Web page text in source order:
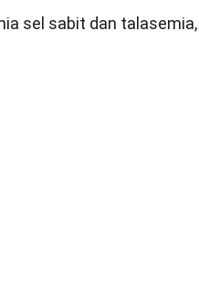
sel sabit dan talasemia,